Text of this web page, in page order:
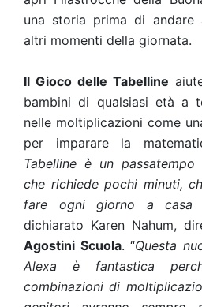
una storia prima di
altri momenti della giornata.
Il Gioco delle Tabelline
bambini di qualsiasi età a
nelle moltiplicazioni come
per imparare la
Tabelline è un
che richiede pochi minuti,
fare ogni giorno a casa
dichiarato Karen Nahum,
Agostini Scuola. “Questa
Alexa è fantastica
combinazioni di